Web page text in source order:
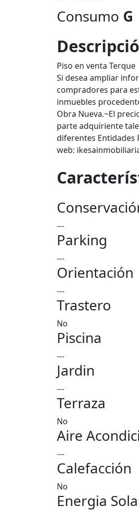
Consumo G
Piso en venta Terque
Si desea ampliar
compradores para
inmuebles
Obra Nueva.~El
parte adquiriente
diferentes Entidades
web:
---
Parking
---
Orientación
---
Trastero
No
Piscina
---
Jardin
---
Terraza
No
Aire
---
Calefacción
No
Energia